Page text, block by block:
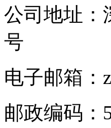
公司地址：
号
电子邮箱：
邮政编码：